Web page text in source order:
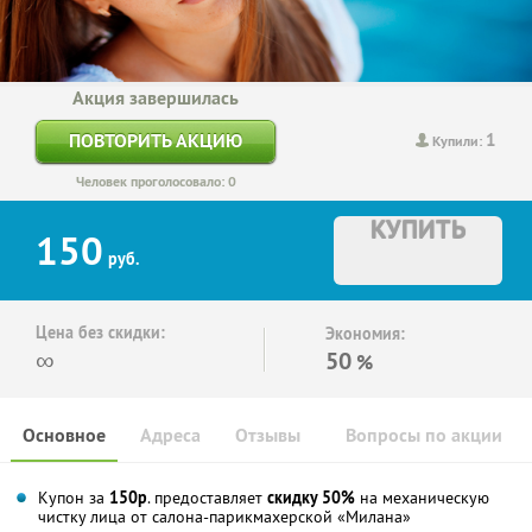
Купили: 1
Акция завершилась
ПОВТОРИТЬ АКЦИЮ
Человек проголосовало: 0
150 руб.
КУПИТЬ
Цена без скидки:
∞
Экономия:
50 %
Основное Отзывы Вопросы по акции
Адреса
Купон за 150р. предоставляет скидку 50% на механическую
чистку лица от салона-парикмахерской «Милана»